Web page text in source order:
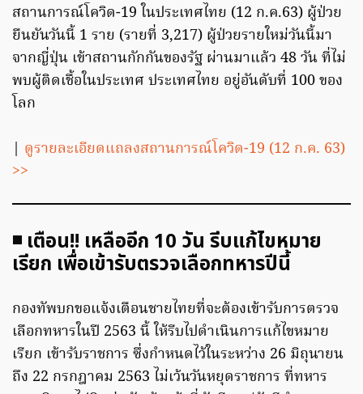
สถานการณ์โควิด-19 ในประเทศไทย (12 ก.ค.63) ผู้ป่วย
ยืนยันวันนี้ 1 ราย (รายที่ 3,217) ผู้ป่วยรายใหม่วันนี้มา
จากญี่ปุ่น เข้าสถานกักกันของรัฐ ผ่านมาแล้ว 48 วัน ที่ไม่
พบผู้ติดเชื้อในประเทศ ประเทศไทย อยู่อันดับที่ 100 ของ
โลก
| ดูรายละเอียดแถลงสถานการณ์โควิด-19 (12 ก.ค. 63)
>>
◾ เตือน!! เหลืออีก 10 วัน รีบแก้ไขหมาย
เรียก เพื่อเข้ารับตรวจเลือกทหารปีนี้
กองทัพบกขอแจ้งเตือนชายไทยที่จะต้องเข้ารับการตรวจ
เลือกทหารในปี 2563 นี้ ให้รีบไปดำเนินการแก้ไขหมาย
เรียก เข้ารับราชการ ซึ่งกำหนดไว้ในระหว่าง 26 มิถุนายน
ถึง 22 กรกฎาคม 2563 ไม่เว้นวันหยุดราชการ ที่ทหาร